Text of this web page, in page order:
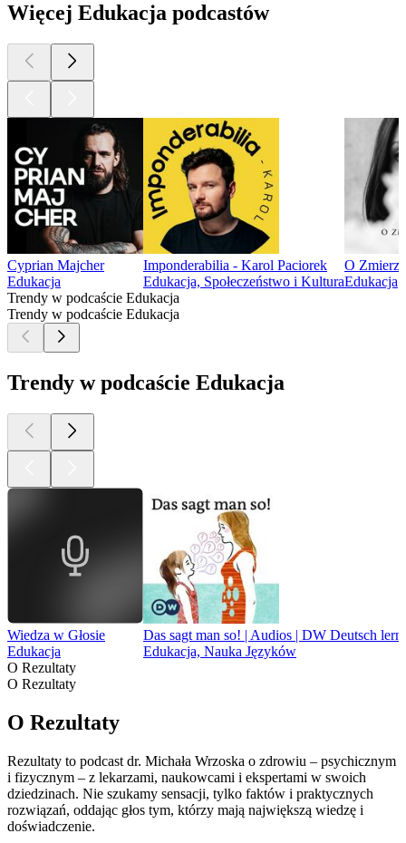
Więcej Edukacja podcastów
Cyprian Majcher
Edukacja
Imponderabilia - Karol Paciorek
Edukacja, Społeczeństwo i Kultura
O
Edukacja
Trendy w podcaście Edukacja
Trendy w podcaście Edukacja
Trendy w podcaście Edukacja
Wiedza w Głosie
Edukacja
Das sagt man so! | Audios | DW Deutsch
Edukacja, Nauka Języków
O Rezultaty
O Rezultaty
O Rezultaty
Rezultaty to podcast dr. Michała Wrzoska o zdrowiu – psychicznym
i fizycznym – z lekarzami, naukowcami i ekspertami w swoich
dziedzinach. Nie szukamy sensacji, tylko faktów i praktycznych
rozwiązań, oddając głos tym, którzy mają największą wiedzę i
doświadczenie.